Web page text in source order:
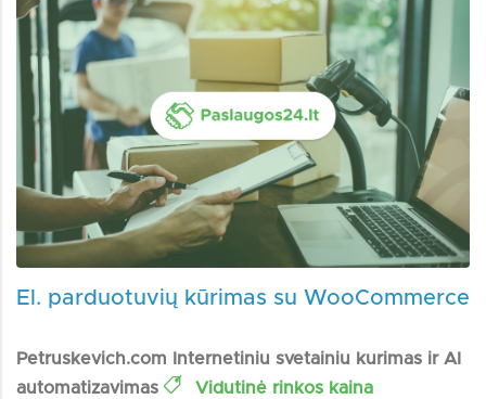
El. parduotuvių kūrimas su WooCommerce
Petruskevich.com Internetiniu svetainiu kurimas ir AI
automatizavimas
Vidutinė rinkos kaina